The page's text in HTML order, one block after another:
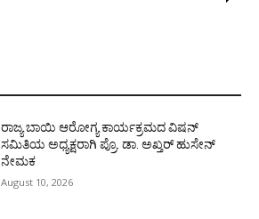
ರಾಜ್ಯ ಬಾಯಿ ಆರೋಗ್ಯ ಕಾರ್ಯಕ್ರಮದ ವಿಷನ್
ಸಮಿತಿಯ ಅಧ್ಯಕ್ಷರಾಗಿ ಪ್ರೊ. ಡಾ. ಅಖ್ತರ್ ಹುಸೇನ್
ನೇಮಕ
August 10, 2026